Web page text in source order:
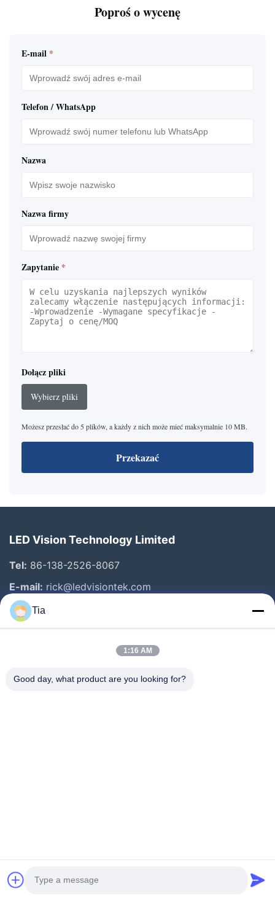
Poproś o wycenę
E-mail *
Telefon / WhatsApp
Nazwa
Nazwa firmy
Zapytanie *
Dołącz pliki
Wybierz pliki
Możesz przesłać do 5 plików, a każdy z nich może mieć maksymalnie 10 MB.
Przekazać
LED Vision Technology Limited
Tel: 86-138-2526-8067
E-mail: rick@ledvisiontek.com
Szybkie Linki
Produkty
©2018- LED Vision Technology Limited. Wszystkie prawa zastrzeżone
Tia
1:16 AM
Good day, what product are you looking for?